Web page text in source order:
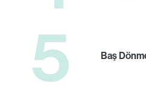
5 Baş